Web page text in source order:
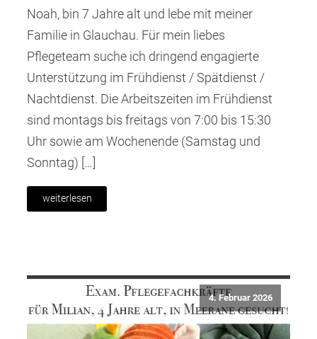
Noah, bin 7 Jahre alt und lebe mit meiner
Familie in Glauchau. Für mein liebes
Pflegeteam suche ich dringend engagierte
Unterstützung im Frühdienst / Spätdienst /
Nachtdienst. Die Arbeitszeiten im Frühdienst
sind montags bis freitags von 7:00 bis 15:30
Uhr sowie am Wochenende (Samstag und
Sonntag) […]
weiterlesen
4. Februar 2026